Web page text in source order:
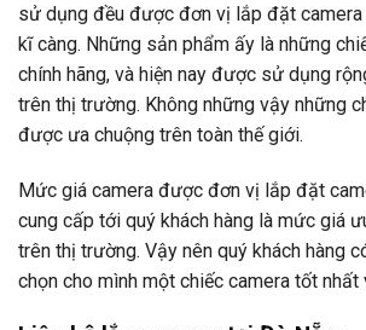
sử dụng đều được đơn vị lắp đặt
kĩ càng. Những sản phẩm ấy là những
chính hãng, và hiện nay được sử dụng
trên thị trường. Không những vậy những
được ưa chuộng trên toàn thế giới.
Mức giá camera được đơn vị lắp đặt
cung cấp tới quý khách hàng là mức giá
trên thị trường. Vậy nên quý khách hàng
chọn cho mình một chiếc camera tốt nhất